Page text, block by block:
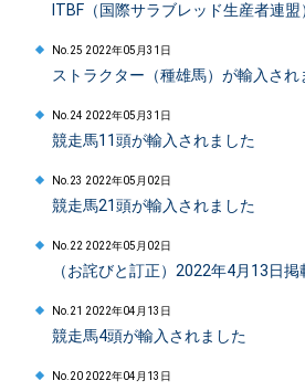
ITBF（国際サラブレッド生産者連
No.25 2022年05月31日
ストラクター（種雄馬）が輸入され
No.24 2022年05月31日
競走馬11頭が輸入されました
No.23 2022年05月02日
競走馬21頭が輸入されました
No.22 2022年05月02日
（お詫びと訂正）2022年4月13日
No.21 2022年04月13日
競走馬4頭が輸入されました
No.20 2022年04月13日